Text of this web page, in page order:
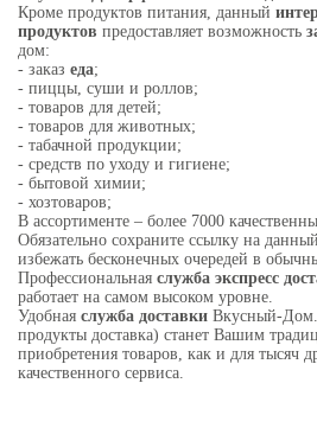
Кроме продуктов питания, данный
продуктов предоставляет возможность
дом:
- заказ еда;
- пиццы, суши и роллов;
- товаров для детей;
- товаров для животных;
- табачной продукции;
- средств по уходу и гигиене;
- бытовой химии;
- хозтоваров;
В ассортименте – более 7000
Обязательно сохраните ссылку на
избежать бесконечных очередей в
Профессиональная служба экспресс
работает на самом высоком уровне.
Удобная служба доставки Вкусный-
продукты доставка) станет Вашим
приобретения товаров, как и для тысяч
качественного сервиса.